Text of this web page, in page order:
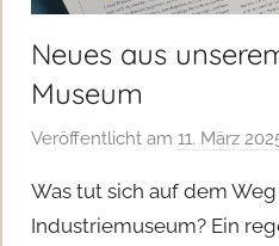
Neues aus
Museum
Veröffentlicht am11. März
Was tut sich auf dem
Industriemuseum? Ein